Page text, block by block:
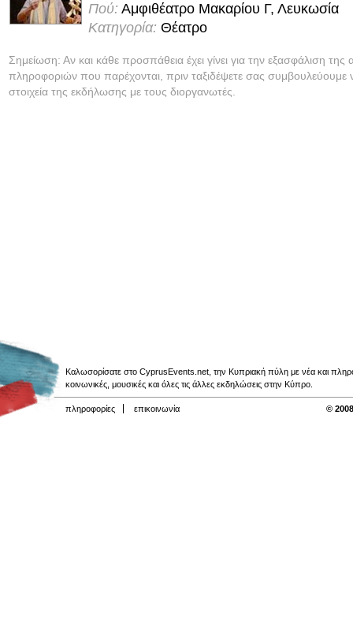
Πού: Αμφιθέατρο Μακαρίου Γ, Λευκωσία
Κατηγορία: Θέατρο
Σημείωση: Αν και κάθε προσπάθεια έχει γίνει για την εξασφάλιση της
πληροφοριών που παρέχονται, πριν ταξιδέψετε σας συμβουλεύουμε
στοιχεία της εκδήλωσης με τους διοργανωτές.
Καλωσορίσατε στο CyprusEvents.net, την Κυπριακή πύλη με νέα και
κοινωνικές, μουσικές και όλες τις άλλες εκδηλώσεις στην Κύπρο.
πληροφορίες επικοινωνία ©